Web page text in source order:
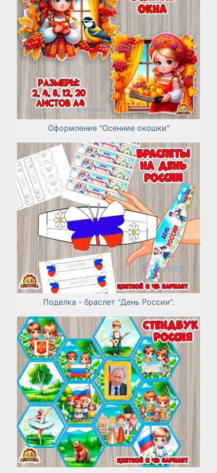
Оформление "Осенние окошки"
Поделка - браслет "День России".